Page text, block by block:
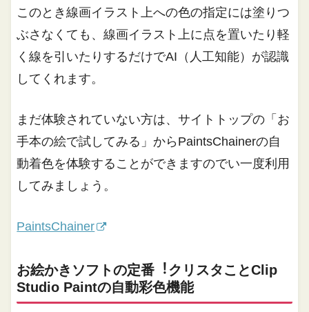
このとき線画イラスト上への色の指定には塗りつ
ぶさなくても、線画イラスト上に点を置いたり軽
く線を引いたりするだけでAI（人工知能）が認識
してくれます。
まだ体験されていない方は、サイトトップの「お
手本の絵で試してみる」からPaintsChainerの自
動着色を体験することができますのでい一度利用
してみましょう。
PaintsChainer
お絵かきソフトの定番︕クリスタことClip
Studio Paintの⾃動彩⾊機能